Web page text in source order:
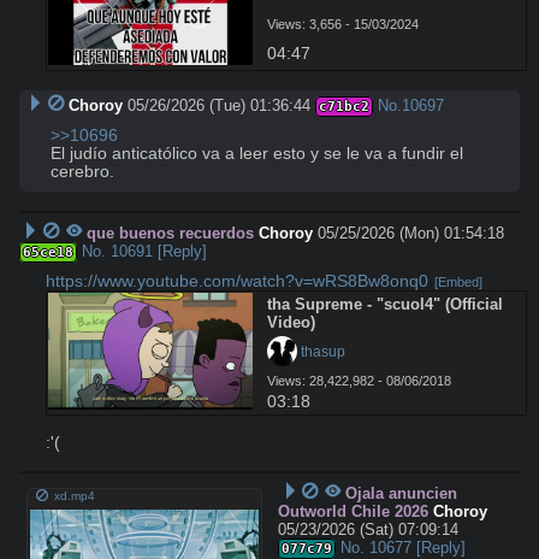
Views: 3,656 - 15/03/2024
04:47
Choroy 05/26/2026 (Tue) 01:36:44 c71bc2 No.10697
>>10696
El judío anticatólico va a leer esto y se le va a fundir el
cerebro.
que buenos recuerdos Choroy 05/25/2026 (Mon) 01:54:18
65ce18 No. 10691 [Reply]
https://www.youtube.com/watch?v=wRS8Bw8onq0 [Embed]
tha Supreme - "scuol4" (Official
Video)
thasup
Views: 28,422,982 - 08/06/2018
03:18
:'(
xd.mp4
Ojala anuncien
Outworld Chile 2026 Choroy
05/23/2026 (Sat) 07:09:14
077c79 No. 10677 [Reply]